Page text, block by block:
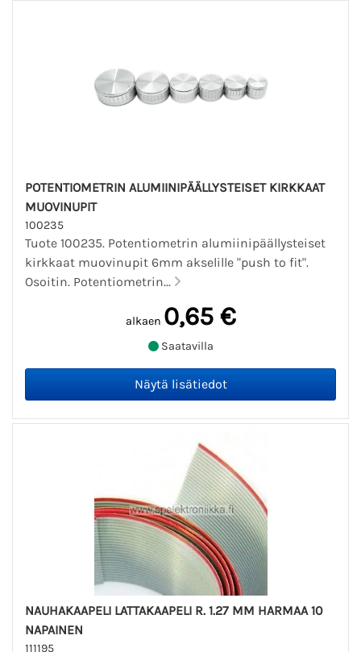
POTENTIOMETRIN ALUMIINIPÄÄLLYSTEISET KIRKKAAT
MUOVINUPIT
100235
Tuote 100235. Potentiometrin alumiinipäällysteiset
kirkkaat muovinupit 6mm akselille "push to fit".
Osoitin. Potentiometrin...
alkaen 0,65 €
Saatavilla
NAUHAKAAPELI LATTAKAAPELI R. 1.27 MM HARMAA 10
NAPAINEN
111195